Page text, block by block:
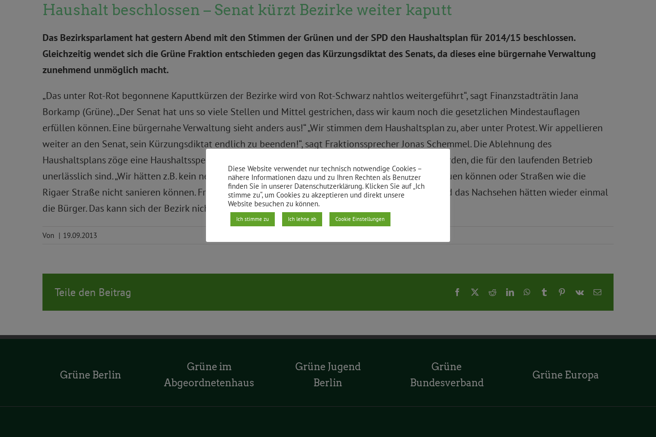
Haushalt beschlossen – Senat kürzt Bezirke weiter kaputt
Das Bezirksparlament hat gestern Abend mit den Stimmen der Grünen und der SPD den Haushaltsplan für 2014/15 beschlossen.
Gleichzeitig wendet sich die Grüne Fraktion entschieden gegen das Kürzungsdiktat des Senats, da dieses eine bürgernahe Verwaltung
zunehmend unmöglich macht.
„Das unter Rot-Rot begonnene Kaputtkürzen der Bezirke wird von Rot-Schwarz nahtlos weitergeführt“, sagt Finanzstadträtin Jana
Borkamp (Grüne). „Der Senat hat uns so viele Stellen und Mittel gestrichen, dass wir kaum noch die gesetzlichen Mindestauflagen
erfüllen können. Eine bürgernahe Verwaltung sieht anders aus!“ „Wir stimmen dem Haushaltsplan zu, aber unter Protest. Wir appellieren
weiter an den Senat, sein Kürzungsdiktat endlich zu beenden!“, sagt Fraktionssprecher Jonas Schemmel. Die Ablehnung des
Haushaltsplans zöge eine Haushaltssperre nach sich. Dann könnten nur noch Posten finanziert werden, die für den laufenden Betrieb
unerlässlich sind. „Wir hätten z.B. kein neuen Wege und Bewässerungssysteme im Görlitzer Park bauen können oder Straßen wie die
Rigaer Straße nicht sanieren können. Freie Stellen in den Ämtern wären unbesetzt geblieben – und das Nachsehen hätten wieder einmal
die Bürger. Das kann sich der Bezirk nicht leisten.“
Von | 19.09.2013
Teile den Beitrag Facebook RedditLinkedInWhatsApp
Tumblr Pinterest
Vk
E-
Grüne Berlin
Grüne im
Abgeordnetenhaus
Grüne Jugend
Berlin
Grüne
Bundesverband
Grüne Europa
Diese Website verwendet nur technisch notwendige Cookies –
nähere Informationen dazu und zu Ihren Rechten als Benutzer
finden Sie in unserer Datenschutzerklärung. Klicken Sie auf „Ich
stimme zu“, um Cookies zu akzeptieren und direkt unsere
Website besuchen zu können.
Ich stimme zu Ich lehne ab Cookie Einstellungen